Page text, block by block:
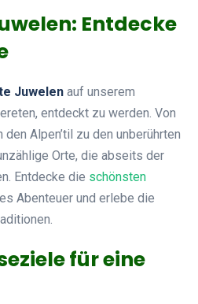
Entdecke
Juwelen auf unserem
entdeckt zu werden. Von
Alpen’til zu den unberührten
Orte, die abseits der
Entdecke die schönsten
Abenteuer und erlebe die
für eine